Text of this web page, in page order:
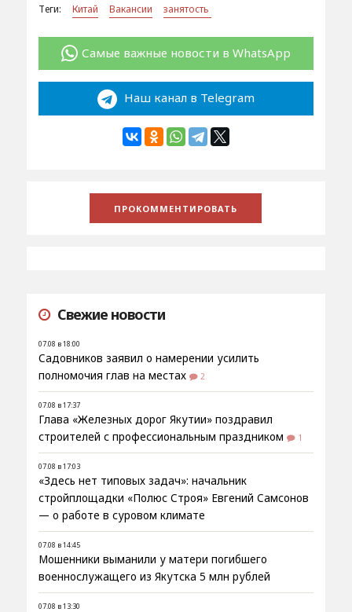
Теги: Китай Вакансии занятость
Самые важные новости в WhatsApp
Наш канал в Telegram
Свежие новости
07.08 в 18:00
Садовников заявил о намерении усилить
полномочия глав на местах
2
07.08 в 17:37
Глава «Железных дорог Якутии» поздравил
строителей с профессиональным праздником
1
07.08 в 17:03
«Здесь нет типовых задач»: начальник
стройплощадки «Полюс Строя» Евгений Самсонов
— о работе в суровом климате
07.08 в 14:45
Мошенники выманили у матери погибшего
военнослужащего из Якутска 5 млн рублей
07.08 в 13:30